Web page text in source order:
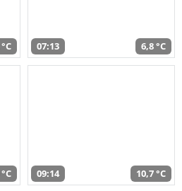
07:13 6,8 °C
09:14 10,7 °C